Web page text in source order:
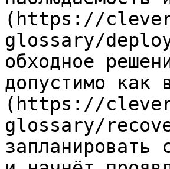
(https://
glossary/
обходное
допустимо как
(https://
glossary/
запланировать